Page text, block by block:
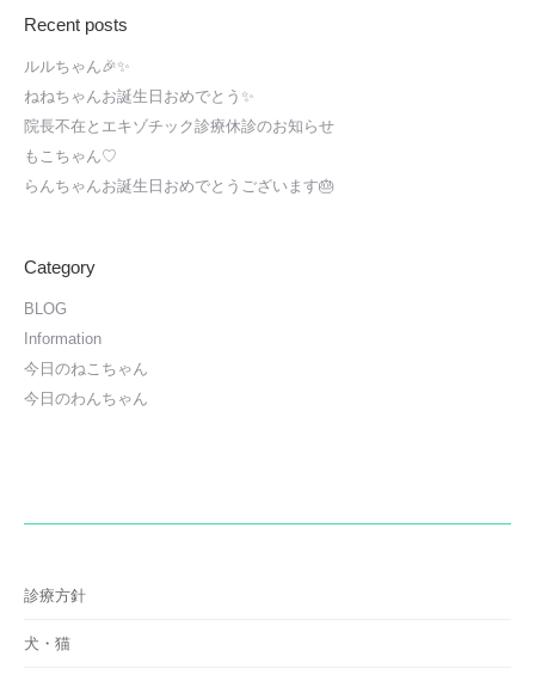
Recent posts
ルルちゃん🎉✨
ねねちゃんお誕生日おめでとう✨
院長不在とエキゾチック診療休診のお知らせ
もこちゃん♡
らんちゃんお誕生日おめでとうございます🎂
Category
BLOG
Information
今日のねこちゃん
今日のわんちゃん
診療方針
犬・猫